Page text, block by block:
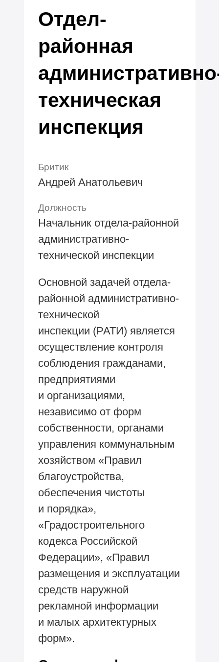
Отдел-
районная
техническая
инспекция
Бритик
Андрей Анатольевич
Должность
Начальник отдела-районной
административно-
технической инспекции
Основной задачей отдела-
районной административно-
технической
инспекции (РАТИ) является
осуществление контроля
соблюдения гражданами,
предприятиями
и организациями,
независимо от форм
собственности, органами
управления коммунальным
хозяйством «Правил
благоустройства,
обеспечения чистоты
и порядка»,
«Градостроительного
кодекса Российской
Федерации», «Правил
размещения и эксплуатации
средств наружной
рекламной информации
и малых архитектурных
форм».